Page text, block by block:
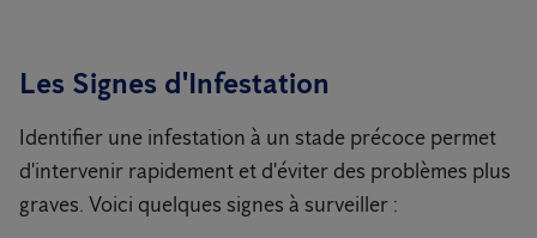
Les Signes d'Infestation
Identifier une infestation à un stade précoce permet
d'intervenir rapidement et d'éviter des problèmes plus
graves. Voici quelques signes à surveiller :